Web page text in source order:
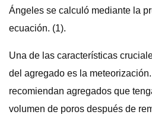
Ángeles se calculó mediante la
ecuación. (1).
Una de las características
del agregado es la
recomiendan agregados que
volumen de poros después de